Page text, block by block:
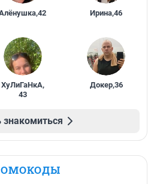
,42 Ирина,46
ХуЛиГаНкА,
43
Докер,36
знакомиться